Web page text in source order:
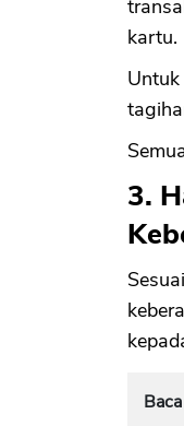
kartu.
3.